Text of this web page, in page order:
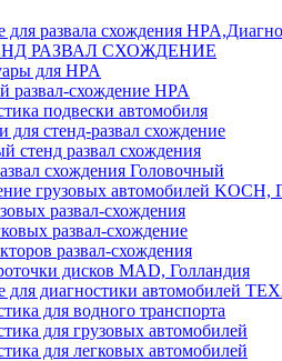
для развала схождения
РАЗВАЛ СХОЖДЕНИЕ
для HPA
развал-схождение HPA
подвески автомобиля
для стенд-развал схождение
стенд развал схождения
схождения Головочный
грузовых автомобилей KOCH,
развал-схождения
развал-схождение
развал-схождения
дисков MAD, Голландия
для диагностики автомобилей
для водного транспорта
для грузовых автомобилей
для легковых автомобилей